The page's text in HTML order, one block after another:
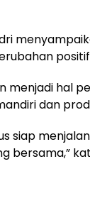
menjadi hal
dan
siap
bersama,”